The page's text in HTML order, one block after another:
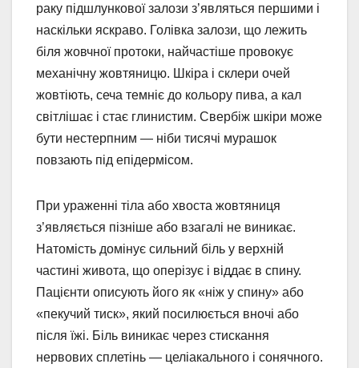
раку підшлункової залози з’являться першими і
наскільки яскраво. Голівка залози, що лежить
біля жовчної протоки, найчастіше провокує
механічну жовтяницю. Шкіра і склери очей
жовтіють, сеча темніє до кольору пива, а кал
світлішає і стає глинистим. Свербіж шкіри може
бути нестерпним — ніби тисячі мурашок
повзають під епідермісом.
При ураженні тіла або хвоста жовтяниця
з’являється пізніше або взагалі не виникає.
Натомість домінує сильний біль у верхній
частині живота, що оперізує і віддає в спину.
Пацієнти описують його як «ніж у спину» або
«пекучий тиск», який посилюється вночі або
після їжі. Біль виникає через стискання
нервових сплетінь — целіакального і сонячного.